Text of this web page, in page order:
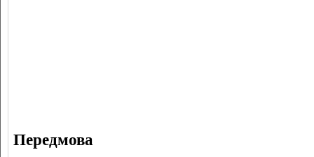
Передмова